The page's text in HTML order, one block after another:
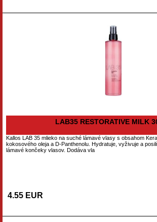
LAB35 RESTORATIVE MILK
Kallos LAB 35 mlieko na suché lámavé vlasy s obsahom
kokosového oleja a D-Panthenolu. Hydratuje, vyživuje a
lámavé končeky vlasov. Dodáva vla
4.55 EUR